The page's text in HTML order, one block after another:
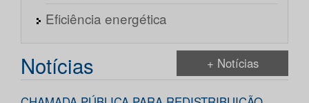
Eficiência energética
Notícias + Notícias